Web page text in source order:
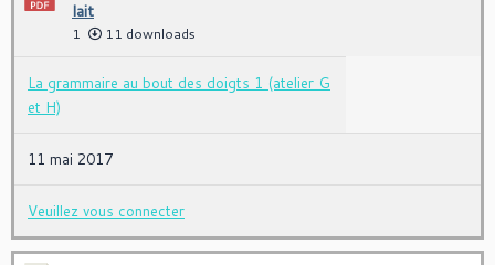
lait
1 11 downloads
La grammaire au bout des doigts 1 (atelier G
et H)
11 mai 2017
Veuillez vous connecter